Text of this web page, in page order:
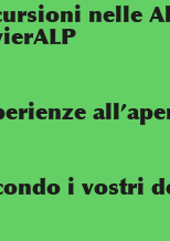
nelle
i vostri
discesa.
foresta,
e
città di
sulla